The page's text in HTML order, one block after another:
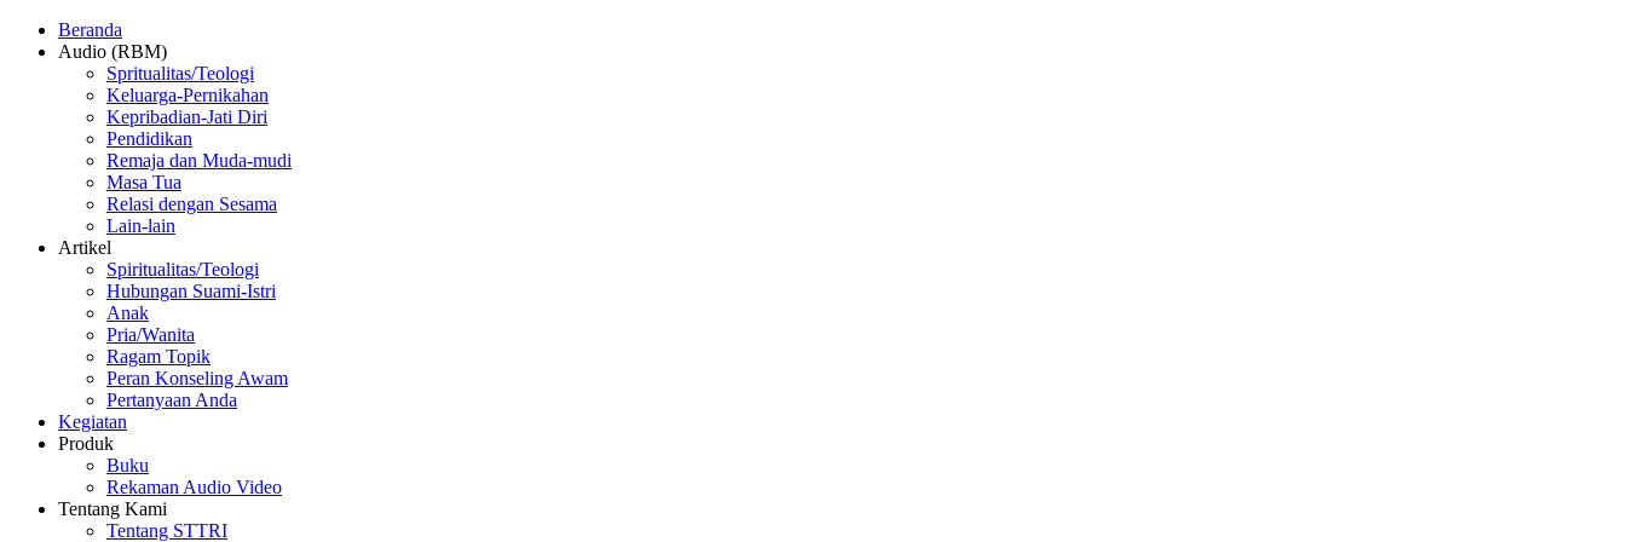
Beranda
Audio (RBM)
Spritualitas/Teologi
Keluarga-Pernikahan
Kepribadian-Jati Diri
Pendidikan
Remaja dan Muda-mudi
Masa Tua
Relasi dengan Sesama
Lain-lain
Artikel
Spiritualitas/Teologi
Hubungan Suami-Istri
Anak
Pria/Wanita
Ragam Topik
Peran Konseling Awam
Pertanyaan Anda
Kegiatan
Produk
Buku
Rekaman Audio Video
Tentang Kami
Tentang STTRI